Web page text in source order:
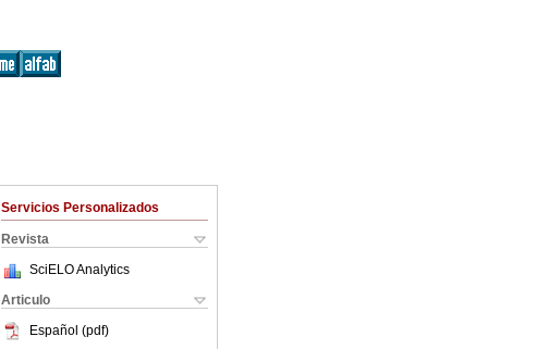
Servicios Personalizados
Revista
SciELO Analytics
Articulo
Español (pdf)